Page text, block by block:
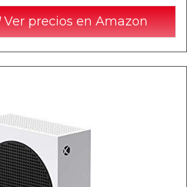
Ver precios en Amazon